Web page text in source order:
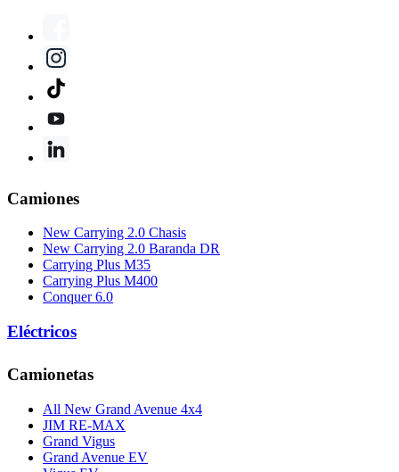
Camiones
New Carrying 2.0 Chasis
New Carrying 2.0 Baranda DR
Carrying Plus M35
Carrying Plus M400
Conquer 6.0
Eléctricos
Camionetas
All New Grand Avenue 4x4
JIM RE-MAX
Grand Vigus
Grand Avenue EV